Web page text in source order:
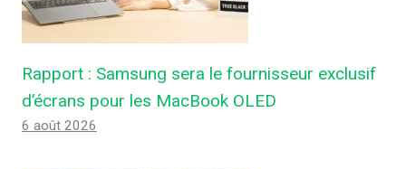
Rapport : Samsung sera le fournisseur exclusif
d’écrans pour les MacBook OLED
6 août 2026